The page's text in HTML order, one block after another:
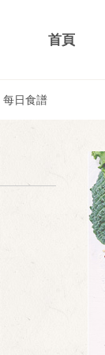
首頁
每日食譜